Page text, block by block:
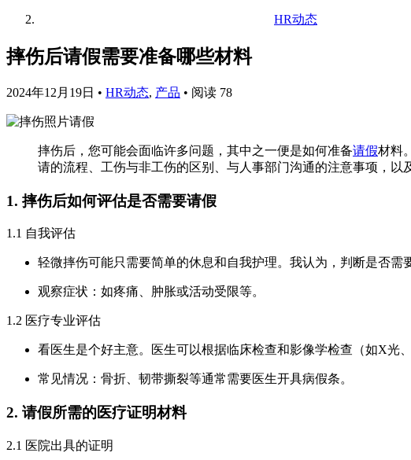
HR动态
摔伤后请假需要准备哪些材料
2024年12月19日 • HR动态, 产品 • 阅读 78
摔伤后，您可能会面临许多问题，其中之一便是如何准备请假材料
请的流程、工伤与非工伤的区别、与人事部门沟通的注意事项，
1. 摔伤后如何评估是否需要请假
1.1 自我评估
轻微摔伤可能只需要简单的休息和自我护理。我认为，判断是否需
观察症状：如疼痛、肿胀或活动受限等。
1.2 医疗专业评估
看医生是个好主意。医生可以根据临床检查和影像学检查（如X光
常见情况：骨折、韧带撕裂等通常需要医生开具病假条。
2. 请假所需的医疗证明材料
2.1 医院出具的证明